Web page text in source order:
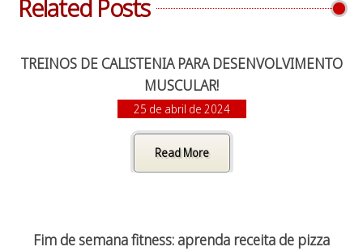
Related Posts
TREINOS DE CALISTENIA PARA DESENVOLVIMENTO
MUSCULAR!
25 de abril de 2024
Read More
Fim de semana fitness: aprenda receita de pizza